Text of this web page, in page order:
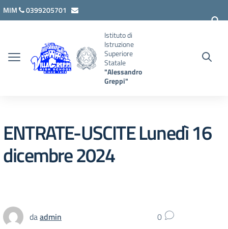
Vai ai contenuti
Vai al menu di navigazione
Vai al footer
MIM
0399205701
Istituto di
Istruzione
Superiore
Statale
"Alessandro
Greppi"
ENTRATE-USCITE Lunedì 16
dicembre 2024
daadmin 0